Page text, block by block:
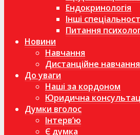
Ендокринологія
Інші
Питання
Новини
Навчання
Дистанційне навчання
До уваги
Наші за кордоном
Юридична
Думки вголос
Інтерв’ю
Є думка